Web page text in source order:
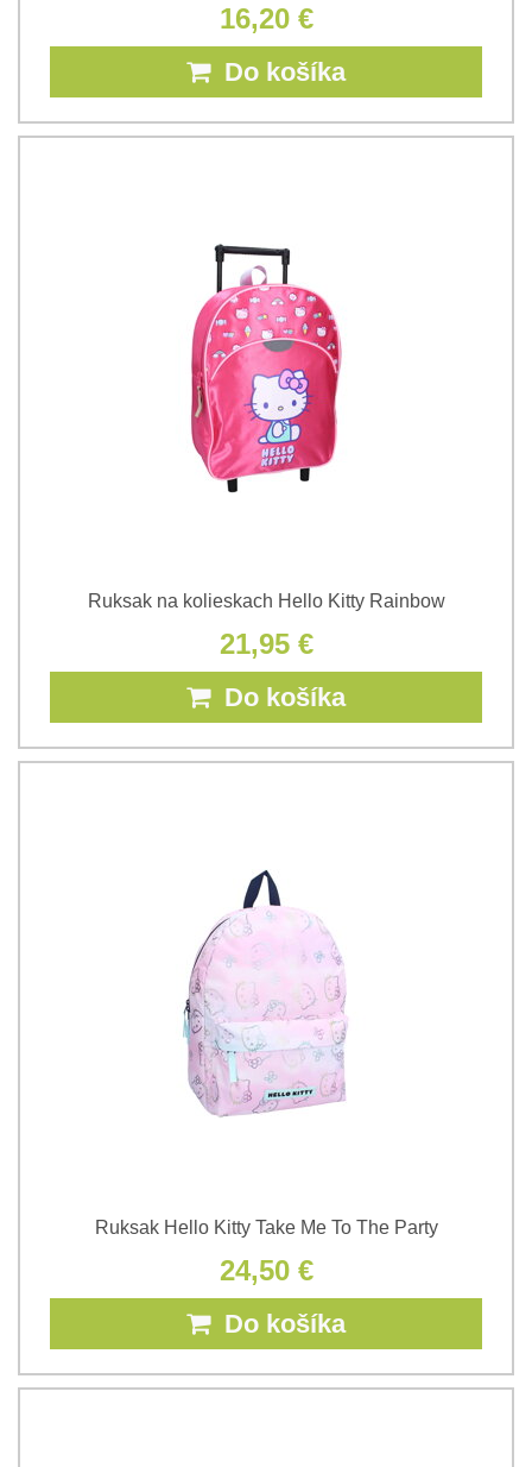
16,20 €
Do košíka
Ruksak na kolieskach Hello Kitty Rainbow
21,95 €
Do košíka
Ruksak Hello Kitty Take Me To The Party
24,50 €
Do košíka